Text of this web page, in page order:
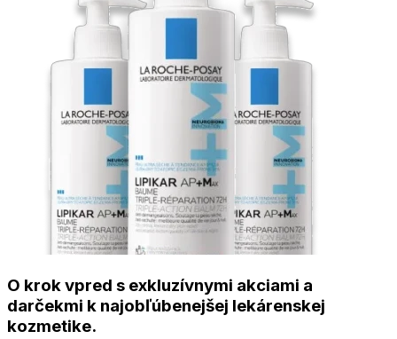
O krok vpred s exkluzívnymi akciami a
darčekmi k najobľúbenejšej lekárenskej
kozmetike.